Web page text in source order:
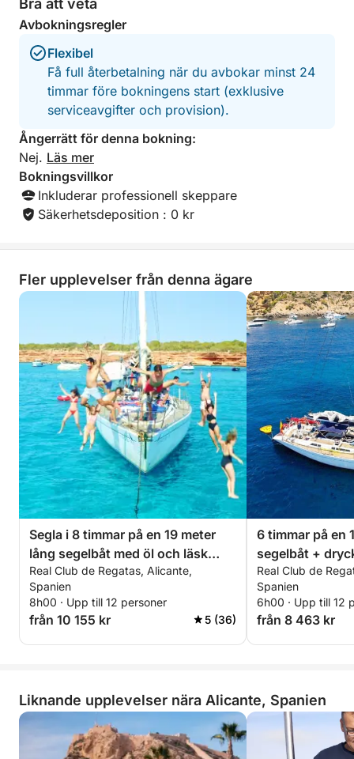
Bra att veta
Avbokningsregler
Flexibel
Få full återbetalning när du avbokar minst 24
timmar före bokningens start (exklusive
serviceavgifter och provision).
Ångerrätt för denna bokning:
Nej. Läs mer
Bokningsvillkor
Inkluderar professionell skeppare
Säkerhetsdeposition : 0 kr
Fler upplevelser från denna ägare
Segla i 8 timmar på en 19 meter
lång segelbåt med öl och läsk
inkluderat - Utrymme, komfort
och hav
Real Club de Regatas, Alicante,
Spanien
8h00 · Upp till 12 personer
från 10 155 kr 5 (36)
6 timmar på en
segelbåt +
solnedgång
Real Club de
Spanien
6h00 · Upp till 12
från 8 463 kr
Liknande upplevelser nära Alicante, Spanien